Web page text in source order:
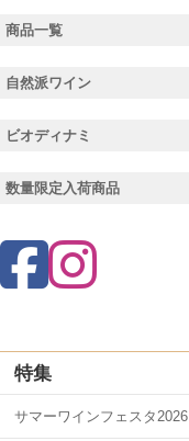
商品一覧
自然派ワイン
ビオディナミ
数量限定入荷商品
特集
サマーワインフェスタ2026